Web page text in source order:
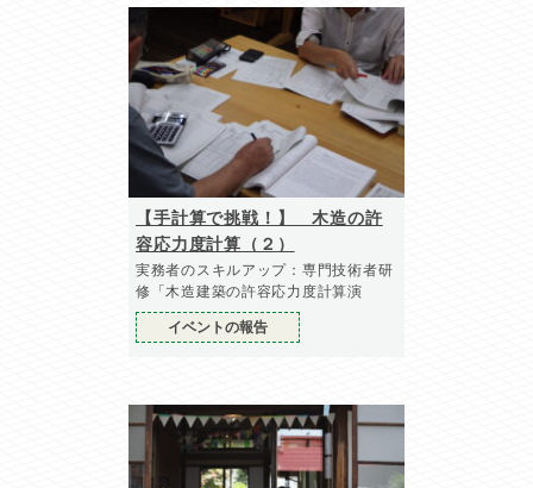
【手計算で挑戦！】 木造の許
容応力度計算（２）
実務者のスキルアップ：専門技術者研
修「木造建築の許容応力度計算演
イベントの報告